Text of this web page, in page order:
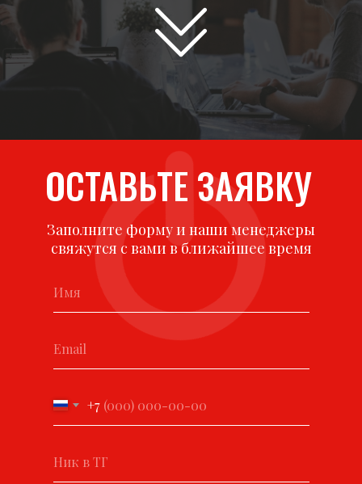
ОСТАВЬТЕ ЗАЯВКУ
Заполните форму и наши менеджеры
свяжутся с вами в ближайшее время
+7